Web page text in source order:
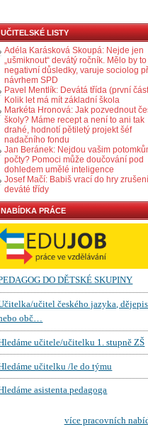
UČITELSKÉ LISTY
Adéla Karásková Skoupá: Nejde jen
„ušmiknout“ devátý ročník. Mělo by
negativní důsledky, varuje sociolog
návrhem SPD
Pavel Mentlík: Devátá třída (první
Kolik let má mít základní škola
Markéta Hronová: Jak pozvednout
školy? Máme recept a není to ani tak
drahé, hodnotí pětiletý projekt šéf
nadačního fondu
Jan Beránek: Nejdou vašim
počty? Pomoci může doučování pod
dohledem umělé inteligence
Josef Mačí: Babiš vrací do hry zrušení
deváté třídy
NABÍDKA PRÁCE